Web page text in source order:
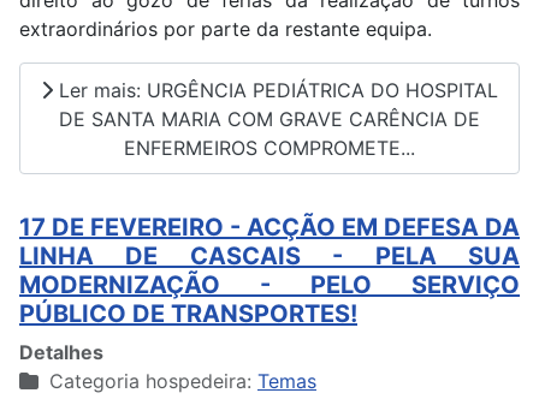
extraordinários por parte da restante equipa.
Ler mais: URGÊNCIA PEDIÁTRICA DO HOSPITAL
DE SANTA MARIA COM GRAVE CARÊNCIA DE
ENFERMEIROS COMPROMETE...
17 DE FEVEREIRO - ACÇÃO EM DEFESA DA
LINHA DE CASCAIS - PELA SUA
MODERNIZAÇÃO - PELO SERVIÇO
PÚBLICO DE TRANSPORTES!
Detalhes
Categoria hospedeira: Temas